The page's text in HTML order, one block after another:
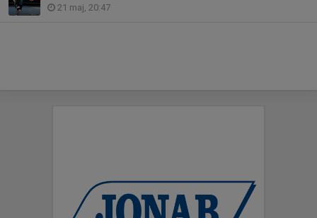
21 maj, 20:47